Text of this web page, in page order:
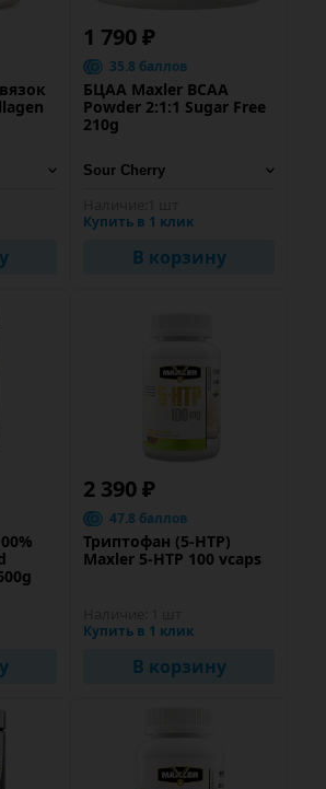
1 790 ₽
35.8 баллов
БЦАА Maxler BCAA
Powder 2:1:1 Sugar Free
210g
Купить в 1 клик
В корзину
2 390 ₽
47.8 баллов
Триптофан (5-HTP)
Maxler 5-HTP 100 vcaps
Купить в 1 клик
В корзину